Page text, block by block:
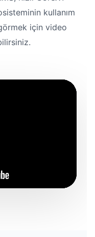
kullanım
için video